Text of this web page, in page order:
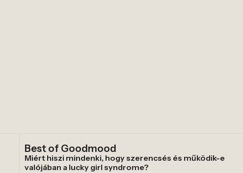
Best of Goodmood
Miért hiszi mindenki, hogy szerencsés és működik-e
valójában a lucky girl syndrome?